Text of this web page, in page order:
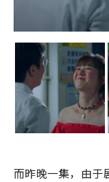
而昨晚一集，由